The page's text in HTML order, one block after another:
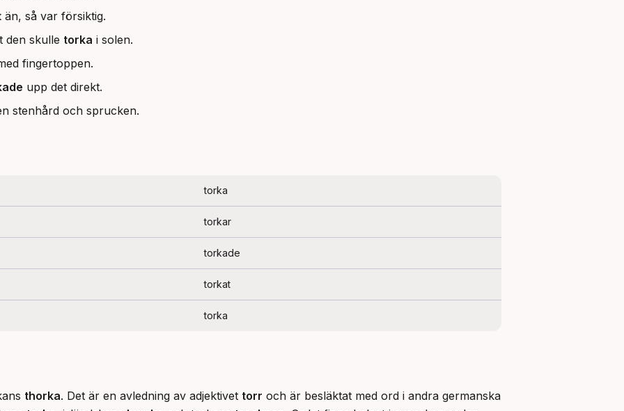
än, så var försiktig.
den skulle torka i solen.
fingertoppen.
upp det direkt.
stenhård och sprucken.
torka
torkar
torkade
torkat
torka
thorka. Det är en avledning av adjektivet torr och är besläktat med ord i andra germanska